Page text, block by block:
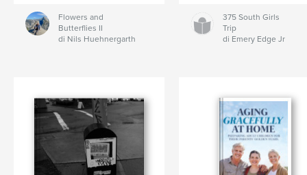
Flowers and
Butterflies II
di Nils Huehnergarth
375 South Girls
Trip
di Emery Edge Jr